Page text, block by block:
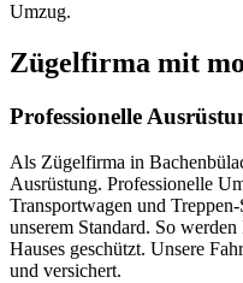
Umzug.
Zügelfirma mit
Professionelle
Als Zügelfirma in
Ausrüstung. Professionelle
Transportwagen und
unserem Standard. So
Hauses geschützt. Unsere
und versichert.